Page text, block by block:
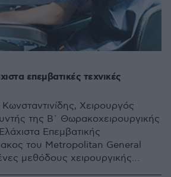
επεμβατικές τεχνικές
Χειρουργός
της Β΄ Θωρακοχειρουργικής
Επεμβατικής
του Metropolitan General
μεθόδους χειρουργικής